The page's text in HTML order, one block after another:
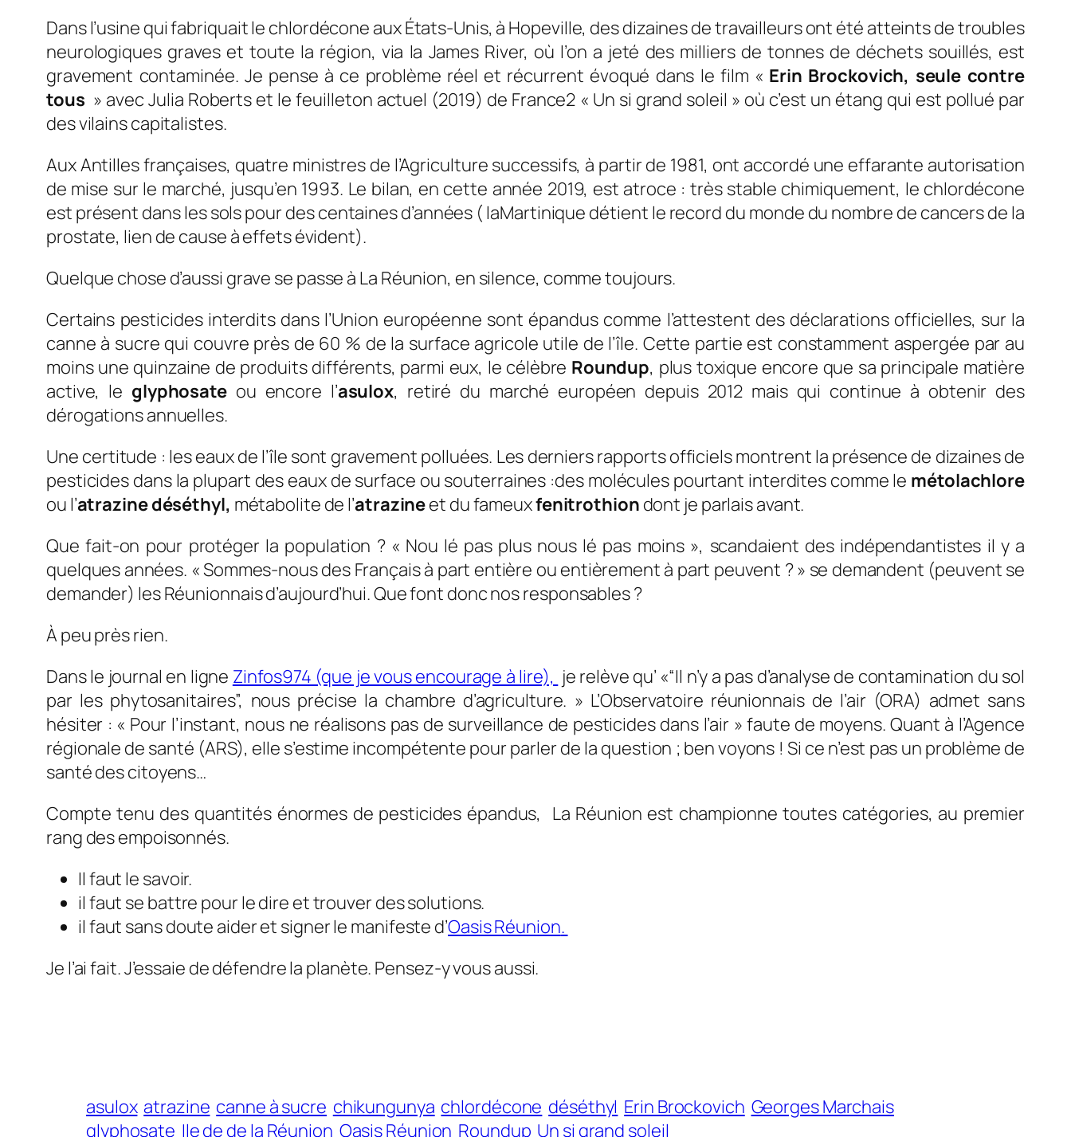
Dans l’usine qui fabriquait le chlordécone aux États-Unis, à Hopeville, des dizaines de travailleurs ont été atteints de troubles
neurologiques graves et toute la région, via la James River, où l’on a jeté des milliers de tonnes de déchets souillés, est
gravement contaminée. Je pense à ce problème réel et récurrent évoqué dans le film « Erin Brockovich, seule contre
tous » avec Julia Roberts et le feuilleton actuel (2019) de France2 « Un si grand soleil » où c’est un étang qui est pollué par
des vilains capitalistes.
Aux Antilles françaises, quatre ministres de l’Agriculture successifs, à partir de 1981, ont accordé une effarante autorisation
de mise sur le marché, jusqu’en 1993. Le bilan, en cette année 2019, est atroce : très stable chimiquement, le chlordécone
est présent dans les sols pour des centaines d’années ( laMartinique détient le record du monde du nombre de cancers de la
prostate, lien de cause à effets évident).
Quelque chose d’aussi grave se passe à La Réunion, en silence, comme toujours.
Certains pesticides interdits dans l’Union européenne sont épandus comme l’attestent des déclarations officielles, sur la
canne à sucre qui couvre près de 60 % de la surface agricole utile de l’île. Cette partie est constamment aspergée par au
moins une quinzaine de produits différents, parmi eux, le célèbre Roundup, plus toxique encore que sa principale matière
active, le glyphosateou encore l’asulox, retiré du marché européen depuis 2012 mais qui continue à obtenir des
dérogations annuelles.
Une certitude : les eaux de l’île sont gravement polluées. Les derniers rapports officiels montrent la présence de dizaines de
pesticides dans la plupart des eaux de surface ou souterraines :des molécules pourtant interdites comme le métolachlore
ou l’atrazine déséthyl, métabolite de l’atrazineet du fameuxfenitrothion dont je parlais avant.
Que fait-on pour protéger la population ? « Nou lé pas plus nous lé pas moins », scandaient des indépendantistes il y a
quelques années. « Sommes-nous des Français à part entière ou entièrement à part peuvent ? » se demandent (peuvent se
demander) les Réunionnais d’aujourd’hui. Que font donc nos responsables?
À peu près rien.
Dans le journal en ligne Zinfos974 (que je vous encourage à lire), je relève qu’ «“Il n’y a pas d’analyse de contamination du sol
par les phytosanitaires”, nous précise la chambre d’agriculture. » L’Observatoire réunionnais de l’air (ORA) admet sans
hésiter : « Pour l’instant, nous ne réalisons pas de surveillance de pesticides dans l’air » faute de moyens. Quant à l’Agence
régionale de santé (ARS), elle s’estime incompétente pour parler de la question ; ben voyons ! Si ce n’est pas un problème de
santé des citoyens…
Compte tenu des quantités énormes de pesticides épandus, La Réunion est championne toutes catégories, au premier
rang des empoisonnés.
Il faut le savoir.
il faut se battre pour le dire et trouver des solutions.
il faut sans doute aider et signer le manifeste d’Oasis Réunion.
Je l’ai fait. J’essaie de défendre la planète. Pensez-y vous aussi.
asulox atrazine canne à sucre chikungunya chlordécone déséthyl Erin Brockovich Georges Marchais
glyphosate Ile de de la Réunion Oasis Réunion Roundup Un si grand soleil